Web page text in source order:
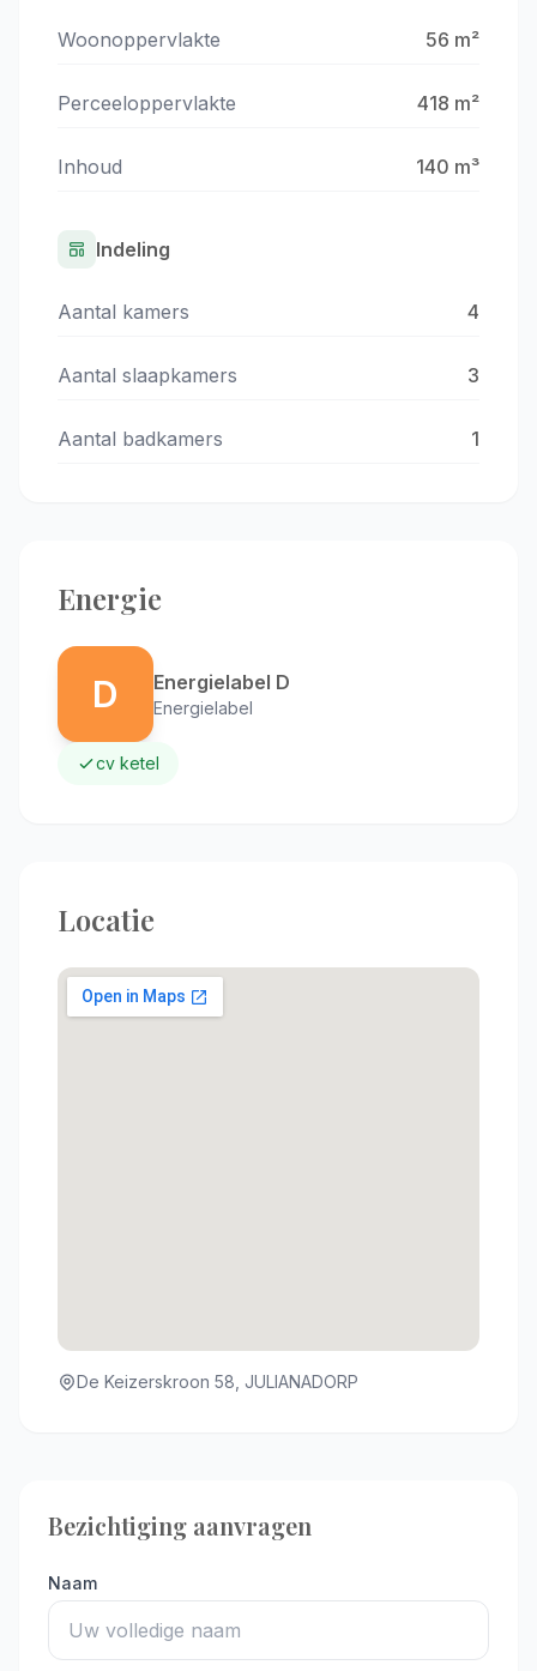
Woonoppervlakte 56 m²
Perceeloppervlakte 418 m²
Inhoud 140 m³
Indeling
Aantal kamers 4
Aantal slaapkamers 3
Aantal badkamers 1
Energie
D Energielabel D
Energielabel
cv ketel
Locatie
De Keizerskroon 58, JULIANADORP
Bezichtiging aanvragen
Naam